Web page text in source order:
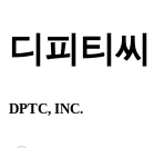
디피티씨
DPTC, INC.